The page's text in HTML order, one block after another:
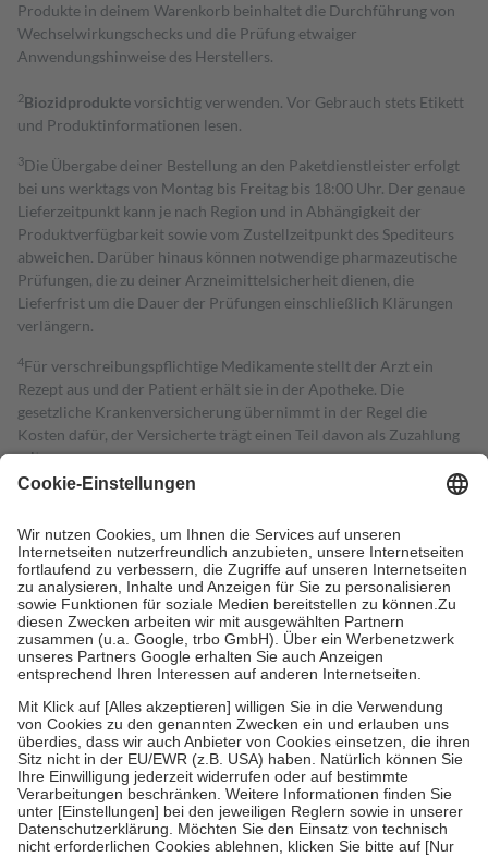
Produkte in deinem Warenkorb beinhaltet die Durchführung von
Wechselwirkungschecks und die Prüfung etwaiger
Anwendungshinweise des Herstellers.
2Biozidproduktevorsichtig verwenden. Vor Gebrauch stets Etikett
und Produktinformationen lesen.
3Die Übergabe deiner Bestellung an den Paketdienstleister erfolgt
bei uns werktags von Montag bis Freitag bis 18:00 Uhr. Der genaue
Lieferzeitpunkt kann je nach Region und in Abhängigkeit der
Produktverfügbarkeit sowie vom Zustellzeitpunkt des Spediteurs
abweichen. Darüber hinaus können notwendige pharmazeutische
Prüfungen, die zu deiner Arzneimittelsicherheit dienen, die
Lieferfrist um die Dauer der Prüfungen einschließlich Klärungen
verlängern.
4Für verschreibungspflichtige Medikamente stellt der Arzt ein
Rezept aus und der Patient erhält sie in der Apotheke. Die
gesetzliche Krankenversicherung übernimmt in der Regel die
Kosten dafür, der Versicherte trägt einen Teil davon als Zuzahlung
mit.
Grundsätzlich leisten Mitglieder Zuzahlungen in Höhe von zehn
höchstens zehn Euro.
Es sind jedoch nie mehr als die tatsächlichen
Kosten der Leistung zu entrichten.
Diese Regeln gelten grundsätzlich auch für Online-Apotheken.
Bei Heilmitteln und häuslicher Krankenpflege beträgt die
Zuzahlung zehn Prozent der Kosten sowie zehn Euro je
Verordnung.
Um das Engagement der Versicherten für ihre eigene Gesundheit zu
stärken und die besondere Stellung der Familie zu unterstützen,
fallenkeine Zuzahlungenan bei:
• Kindern und Jugendlichen bis zum vollendeten 18. Lebensjahr
mit Ausnahme der Fahrkosten
• Untersuchungen zur Vorsorge und Früherkennung, die von der
GKV getragen werden
• empfohlenen Schutzimpfungen
• Harn- und Blutteststreifen